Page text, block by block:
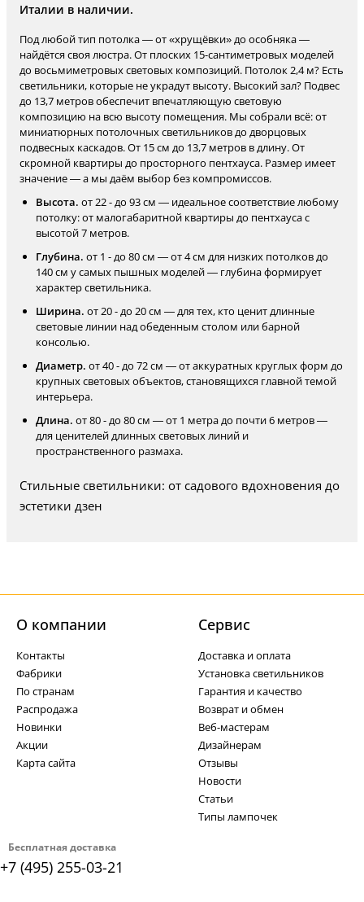
Италии в наличии.
Под любой тип потолка — от «хрущёвки» до особняка —
найдётся своя люстра. От плоских 15-сантиметровых моделей
до восьмиметровых световых композиций. Потолок 2,4 м? Есть
светильники, которые не украдут высоту. Высокий зал? Подвес
до 13,7 метров обеспечит впечатляющую световую
композицию на всю высоту помещения. Мы собрали всё: от
миниатюрных потолочных светильников до дворцовых
подвесных каскадов. От 15 см до 13,7 метров в длину. От
скромной квартиры до просторного пентхауса. Размер имеет
значение — а мы даём выбор без компромиссов.
Высота. от 22 - до 93 см — идеальное соответствие любому
потолку: от малогабаритной квартиры до пентхауса с
высотой 7 метров.
Глубина. от 1 - до 80 см — от 4 см для низких потолков до
140 см у самых пышных моделей — глубина формирует
характер светильника.
Ширина. от 20 - до 20 см — для тех, кто ценит длинные
световые линии над обеденным столом или барной
консолью.
Диаметр. от 40 - до 72 см — от аккуратных круглых форм до
крупных световых объектов, становящихся главной темой
интерьера.
Длина. от 80 - до 80 см — от 1 метра до почти 6 метров —
для ценителей длинных световых линий и
пространственного размаха.
Стильные светильники: от садового вдохновения до
эстетики дзен
Бесплатная доставка
+7 (495) 255-03-21
О компании
Контакты
Фабрики
По странам
Распродажа
Новинки
Акции
Карта сайта
Cервис
Доставка и оплата
Установка светильников
Гарантия и качество
Возврат и обмен
Веб-мастерам
Дизайнерам
Отзывы
Новости
Статьи
Типы лампочек